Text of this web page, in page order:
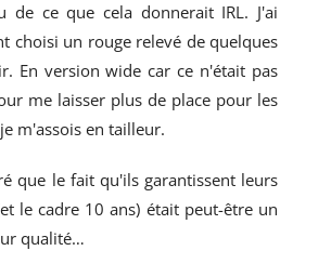
de ce que cela donnerait IRL. J'ai
choisi un rouge relevé de quelques
En version wide car ce n'était pas
me laisser plus de place pour les
m'assois en tailleur.
que le fait qu'ils garantissent leurs
le cadre 10 ans) était peut-être un
qualité…